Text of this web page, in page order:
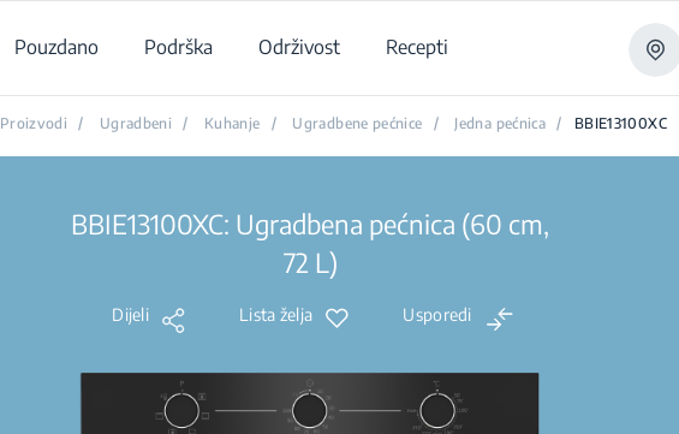
Pouzdano Podrška Održivost Recepti
Proizvodi / Ugradbeni / Kuhanje / Ugradbene pećnice / Jedna pećnica / BBIE13100XC
BBIE13100XC: Ugradbena pećnica (60 cm,
72 L)
Dijeli Lista želja Usporedi